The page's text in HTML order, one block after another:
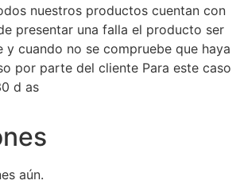
nuestros productos cuentan con
presentar una falla el producto ser
y cuando no se compruebe que haya
por parte del cliente Para este caso
d as
aún.